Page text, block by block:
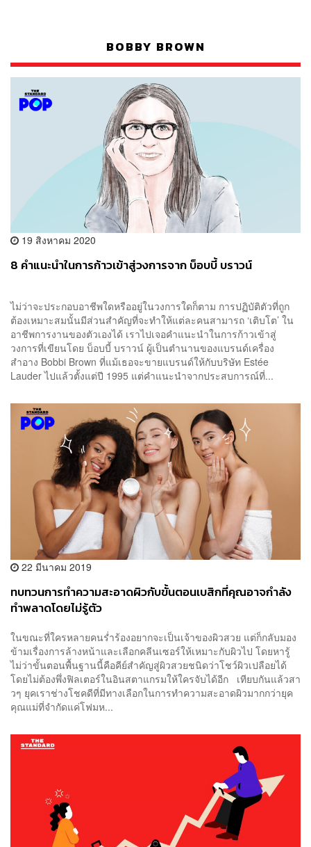
BOBBY BROWN
19 สิงหาคม 2020
8 คำแนะนำในการก้าวเข้าสู่วงการจาก บ็อบบี้ บราวน์
ไม่ว่าจะประกอบอาชีพใดหรืออยู่ในวงการใดก็ตาม การปฏิบัติตัวที่ถูก
ต้องเหมาะสมนั้นมีส่วนสำคัญที่จะทำให้แต่ละคนสามารถ ‘เติบโต’ ใน
อาชีพการงานของตัวเองได้ เราไปเจอคำแนะนำในการก้าวเข้าสู่
วงการที่เขียนโดย บ็อบบี้ บราวน์ ผู้เป็นตำนานของแบรนด์เครื่อง
สำอาง Bobbi Brown ที่แม้เธอจะขายแบรนด์ให้กับบริษัท Estée
Lauder ไปแล้วตั้งแต่ปี 1995 แต่คำแนะนำจากประสบการณ์ที่...
22 มีนาคม 2019
ทบทวนการทำความสะอาดผิวกับขั้นตอนเบสิกที่คุณอาจกำลัง
ทำพลาดโดยไม่รู้ตัว
ในขณะที่ใครหลายคนร่ำร้องอยากจะเป็นเจ้าของผิวสวย แต่ก็กลับมอง
ข้ามเรื่องการล้างหน้าและเลือกคลีนเซอร์ให้เหมาะกับผิวไป โดยหารู้
ไม่ว่าขั้นตอนพื้นฐานนี้คือคีย์สำคัญสู่ผิวสวยชนิดว่าโชว์ผิวเปลือยได้
โดยไม่ต้องพึ่งฟิลเตอร์ในอินสตาแกรมให้ใครจับได้อีก เทียบกันแล้วสา
วๆ ยุคเราช่างโชคดีที่มีทางเลือกในการทำความสะอาดผิวมากกว่ายุค
คุณแม่ที่จำกัดแค่โฟมห...